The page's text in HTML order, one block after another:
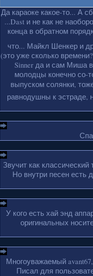
Да караоке какое-то... А
...Dast и не как не
конца в обратном
что... Майкл Шенкер и
(это уже сколько
Sinner да и сам Миша
молодцы конечно со-
выпуском солянки,
равнодушны к эстраде,
Звучит как
Но внутри песен есть
У кого есть хай энд
оригинальных
Многоуважаемый
Писал для